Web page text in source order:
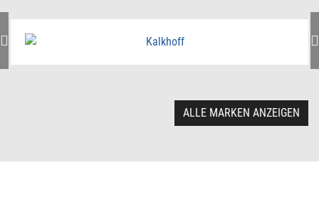
ALLE MARKEN ANZEIGEN